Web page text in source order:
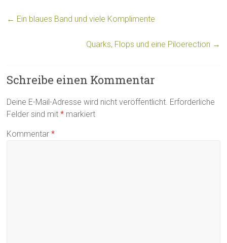
← Ein blaues Band und viele Komplimente
Quarks, Flops und eine Piloerection →
Schreibe einen Kommentar
Deine E-Mail-Adresse wird nicht veröffentlicht. Erforderliche
Felder sind mit* markiert
Kommentar*